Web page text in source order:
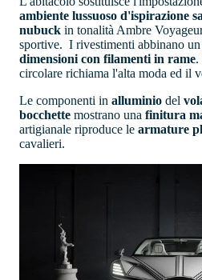
ambiente lussuoso d'ispirazione
nubuck in tonalità Ambre
sportive. I rivestimenti abbinano un
dimensioni con filamenti in rame.
circolare richiama l'alta moda ed il
Le componenti in alluminio del
bocchette mostrano una finitura
artigianale riproduce le armature
cavalieri.